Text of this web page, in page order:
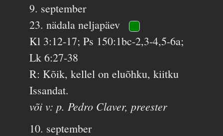
9. september
23. nädala neljapäev
Kl 3:12-17; Ps 150:1bc-2,3-4,5-6a;
Lk 6:27-38
R: Kõik, kellel on eluõhku, kiitku
Issandat.
või v: p. Pedro Claver, preester
10. september